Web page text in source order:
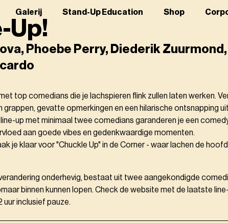
Galerij Stand-Up Education Shop
Up!
Phoebe Perry, Diederik
top comedians die je lachspieren flink zullen laten werken.
grappen, gevatte opmerkingen en een hilarische ontsnapping
up met minimaal twee comedians garanderen je een
aan goede vibes en gedenkwaardige momenten.
je klaar voor "Chuckle Up" in de Corner - waar lachen de
onderhevig, bestaat uit twee aangekondigde
binnen kunnen lopen. Check de website met de laatste
uur inclusief pauze.